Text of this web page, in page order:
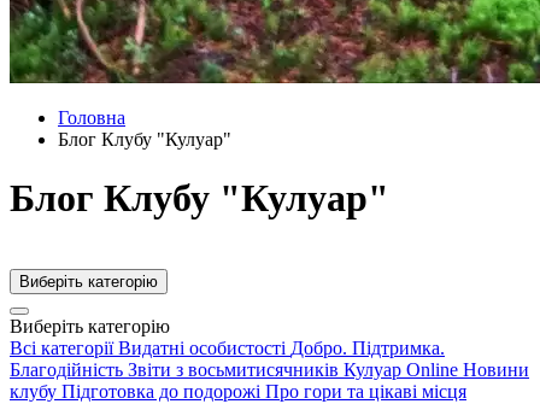
Головна
Блог Клубу "Кулуар"
Блог Клубу "Кулуар"
Виберіть категорію
Виберіть категорію
Всі категорії Видатні особистості Добро. Підтримка.
Благодійність Звіти з восьмитисячників Кулуар Online Новини
клубу Підготовка до подорожі Про гори та цікаві місця